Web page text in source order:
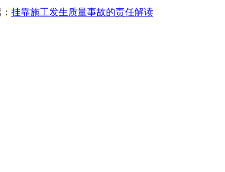
挂靠施工发生质量事故的责任解读